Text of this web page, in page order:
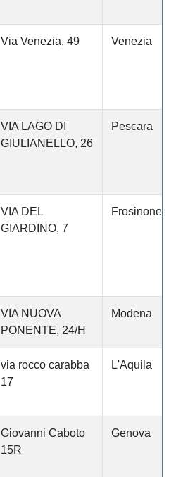
Via Venezia, 49 Venezia
VIA LAGO DI
GIULIANELLO, 26
Pescara
VIA DEL
GIARDINO, 7
Frosinone
VIA NUOVA
PONENTE, 24/H
Modena
via rocco carabba
17
L'Aquila
Giovanni Caboto
15R
Genova